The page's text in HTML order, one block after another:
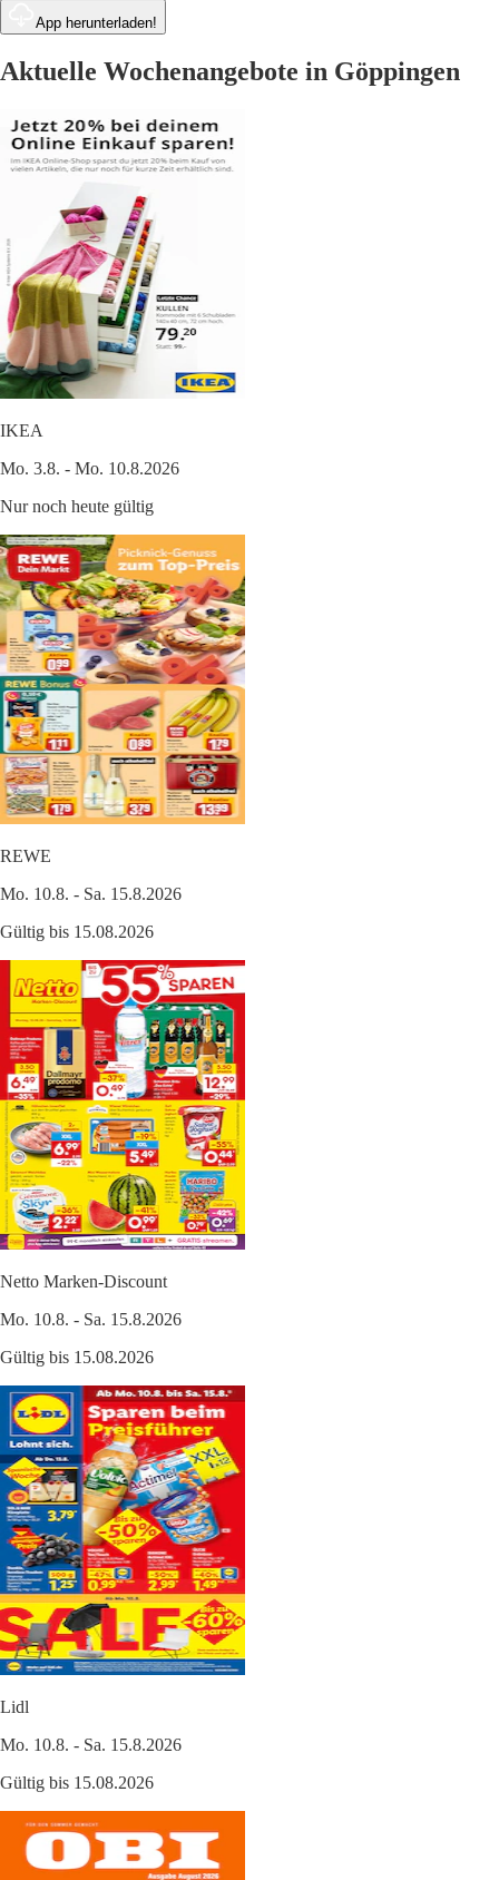
App herunterladen!
Aktuelle Wochenangebote in Göppingen
IKEA
Mo. 3.8. - Mo. 10.8.2026
Nur noch heute gültig
REWE
Mo. 10.8. - Sa. 15.8.2026
Gültig bis 15.08.2026
Netto Marken-Discount
Mo. 10.8. - Sa. 15.8.2026
Gültig bis 15.08.2026
Lidl
Mo. 10.8. - Sa. 15.8.2026
Gültig bis 15.08.2026